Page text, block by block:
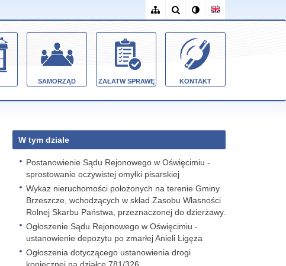
SAMORZĄD ZAŁATW SPRAWĘ KONTAKT
W tym dziale
Postanowienie Sądu Rejonowego w Oświęcimiu -
sprostowanie oczywistej omyłki pisarskiej
Wykaz nieruchomości położonych na terenie Gminy
Brzeszcze, wchodzących w skład Zasobu Własności
Rolnej Skarbu Państwa, przeznaczonej do dzierżawy.
Ogłoszenie Sądu Rejonowego w Oświęcimiu -
ustanowienie depozytu po zmarłej Anieli Ligęza
Ogłoszenia dotyczącego ustanowienia drogi